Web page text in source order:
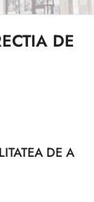
DE
DE A